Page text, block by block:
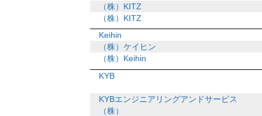
（株）KITZ
（株）KITZ
Keihin
（株）ケイヒン
（株）Keihin
KYB
KYBエンジニアリングアンドサービス
（株）